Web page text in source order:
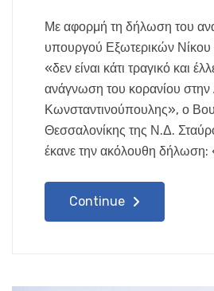
Με αφορμή τη δήλωση του
υπουργού Εξωτερικών
«δεν είναι κάτι τραγικό και
ανάγνωση του κορανίου στην
Κωνσταντινούπουλης», ο
Θεσσαλονίκης της Ν.Δ.
έκανε την ακόλουθη δήλωση:
Continue